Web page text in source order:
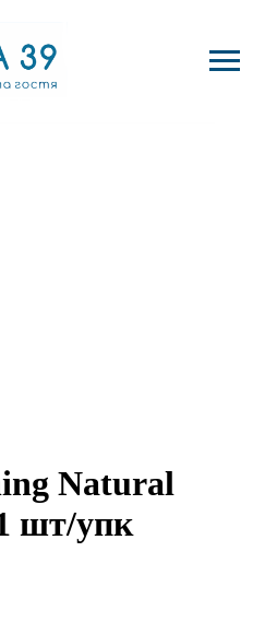
Natural
шт/упк